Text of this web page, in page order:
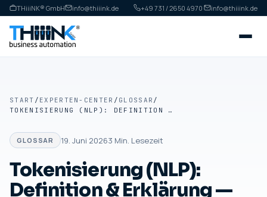
THiiiNK® GmbH info@thiiink.de +49 731 / 2650 4970· info@thiiink.de
START / EXPERTEN-CENTER / GLOSSAR /
TOKENISIERUNG (NLP): DEFINITION & ERKLÄRUNG — GLOSSAR
GLOSSAR 19. Juni 20263 Min. Lesezeit
Tokenisierung (NLP):
Definition & Erklärung —